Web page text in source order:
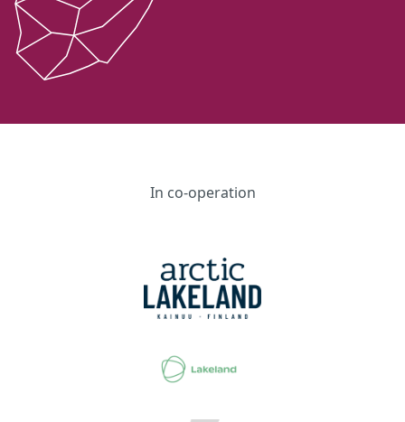
In co-operation